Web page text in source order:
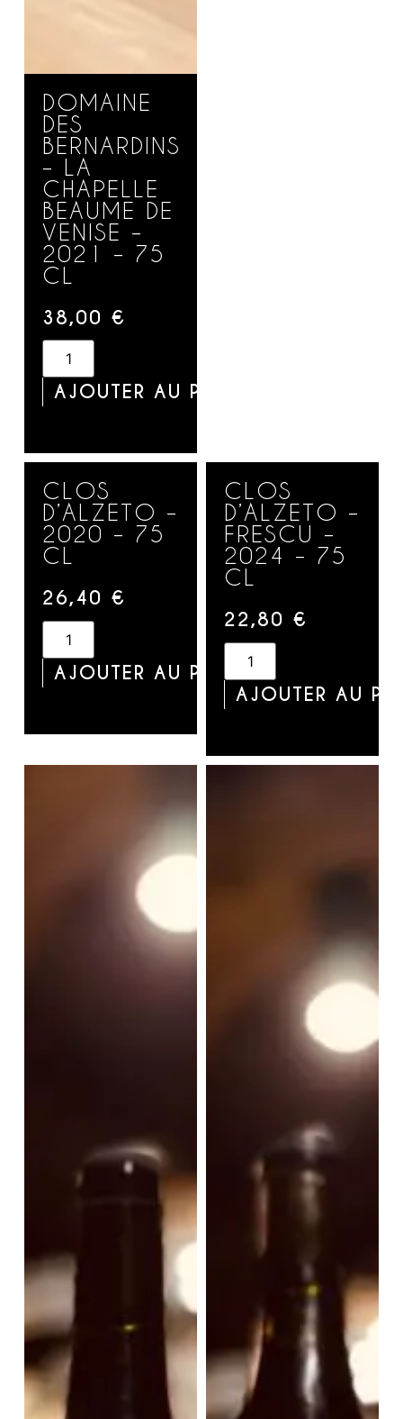
DOMAINE
DES
BERNARDINS
– LA
CHAPELLE
BEAUME DE
VENISE –
2021 – 75
CL
38,00 €
AJOUTER AU PANIER
CLOS
D’ALZETO –
2020 – 75
CL
26,40 €
AJOUTER AU PANIER
CLOS
D’ALZETO –
FRESCU –
2024 – 75
CL
22,80 €
AJOUTER AU